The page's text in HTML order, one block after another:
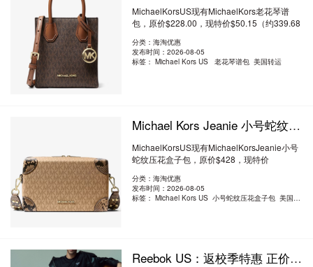
MichaelKorsUS现有MichaelKors老花琴谱
包，原价$228.00，现特价$50.15（约339.68
分类：海淘优惠
发布时间：2026-08-05
标签：Michael Kors US 老花琴谱包 美国转运
Michael Kors Jeanie 小号蛇纹压花盒子包 2折 $84.99（约575.66元）
MichaelKorsUS现有MichaelKorsJeanie小号
蛇纹压花盒子包，原价$428，现特价
分类：海淘优惠
发布时间：2026-08-05
标签：Michael Kors US 小号蛇纹压花盒子包 美国转运
Reebok US：返校季特惠 正价运动商品6折 折扣商品额外5折